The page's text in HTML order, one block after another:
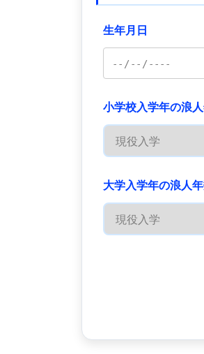
生年月日
小学校入学年の浪
大学入学年の浪人